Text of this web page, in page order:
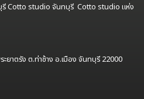
Cotto studio จันทบุรี Cotto studio แห่ง
ยาตรัง ต.ท่าช้าง อ.เมือง จันทบุรี 22000